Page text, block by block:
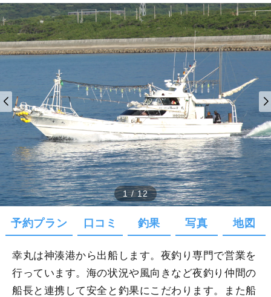
1/12
予約プラン 口コミ 釣果 写真 地図
幸丸は神湊港から出船します。夜釣り専門で営業を
行っています。海の状況や風向きなど夜釣り仲間の
船長と連携して安全と釣果にこだわります。また船